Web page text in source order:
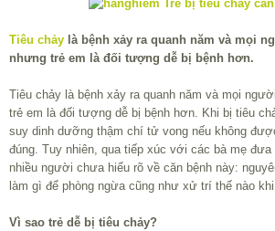
Tiêu chảy là bệnh xảy ra quanh năm và mọi
nhưng trẻ em là đối tượng dễ bị bệnh hơn.
Tiêu chảy là bệnh xảy ra quanh năm và mọi
trẻ em là đối tượng dễ bị bệnh hơn. Khi bị tiêu
suy dinh dưỡng thậm chí tử vong nếu không
đúng. Tuy nhiên, qua tiếp xúc với các bà mẹ
nhiều người chưa hiểu rõ về căn bệnh này:
làm gì để phòng ngừa cũng như xử trí thế nào khi
Vì sao trẻ dễ bị tiêu chảy?